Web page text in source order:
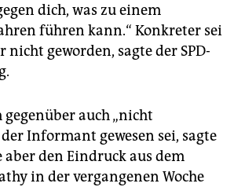
dich, was zu einem
führen kann.“ Konkreter sei
nicht geworden, sagte der SPD-
auch „nicht
Informant gewesen sei, sagte
den Eindruck aus dem
in der vergangenen Woche